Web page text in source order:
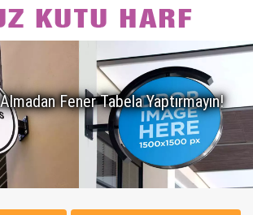
Fener Tabela Yaptırmayın!